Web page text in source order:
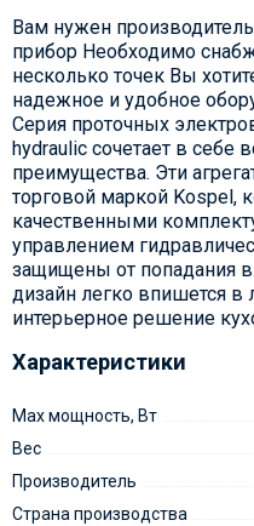
Вам нужен
прибор Необходимо
несколько точек Вы
надежное и удобное
Серия проточных
hydraulic сочетает в
преимущества. Эти
торговой маркой Kospel,
качественными
управлением
защищены от попадания
дизайн легко впишется
интерьерное решение
Характеристики
Max мощность, Вт
Вес
Производитель
Страна производства